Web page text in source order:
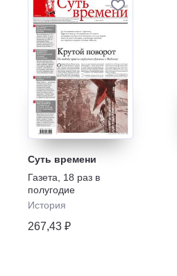
Суть времени
Газета
18 раз в
полугодие
История
267,43 ₽